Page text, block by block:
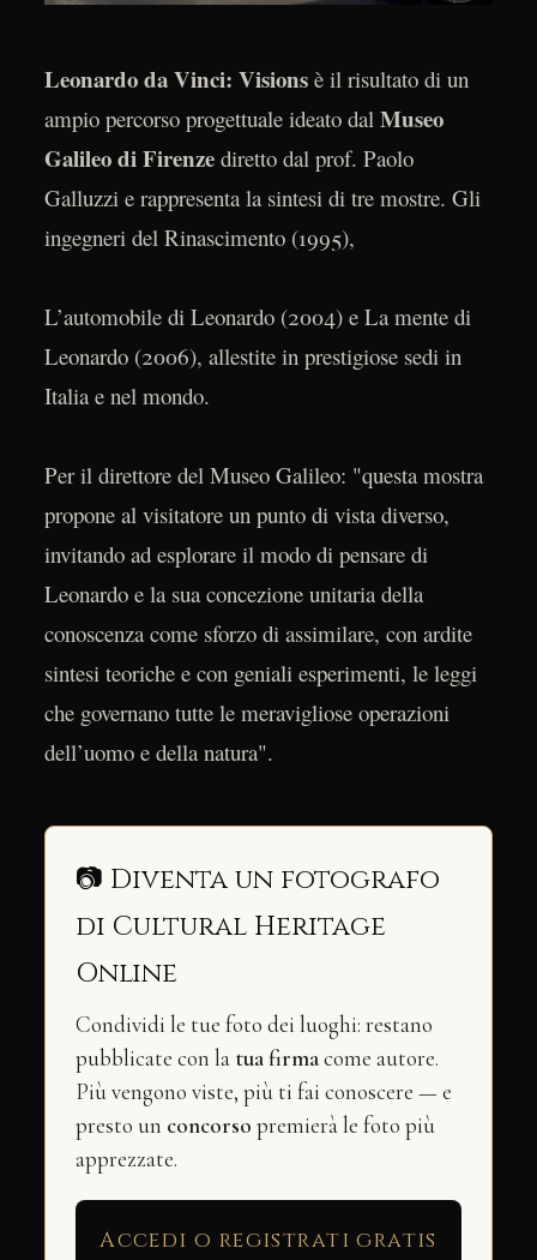
Leonardo da Vinci: Visionsè il risultato di un
ampio percorso progettuale ideato dal Museo
Galileo di Firenzediretto dal prof. Paolo
Galluzzi e rappresenta la sintesi di tre mostre. Gli
ingegneri del Rinascimento (1995),
L’automobile di Leonardo (2004) e La mente di
Leonardo (2006), allestite in prestigiose sedi in
Italia e nel mondo.
Per il direttore del Museo Galileo: "questa mostra
propone al visitatore un punto di vista diverso,
invitando ad esplorare il modo di pensare di
Leonardo e la sua concezione unitaria della
conoscenza come sforzo di assimilare, con ardite
sintesi teoriche e con geniali esperimenti, le leggi
che governano tutte le meravigliose operazioni
dell’uomo e della natura".
📷 Diventa un fotografo
di Cultural Heritage
Online
Condividi le tue foto dei luoghi: restano
pubblicate con la tua firmacome autore.
Più vengono viste, più ti fai conoscere — e
presto un concorso premierà le foto più
apprezzate.
Accedi o registrati gratis